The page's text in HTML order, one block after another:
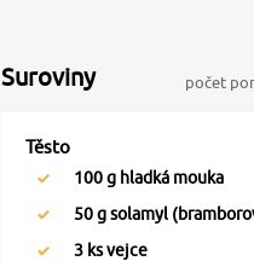
Suroviny počet
Těsto
100g hladká mouka
50g solamyl
3 ks vejce